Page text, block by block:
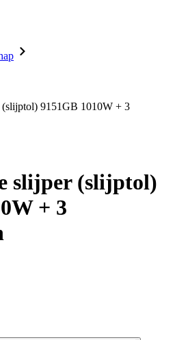
(slijptol) 9151GB 1010W + 3
slijper (slijptol)
+ 3